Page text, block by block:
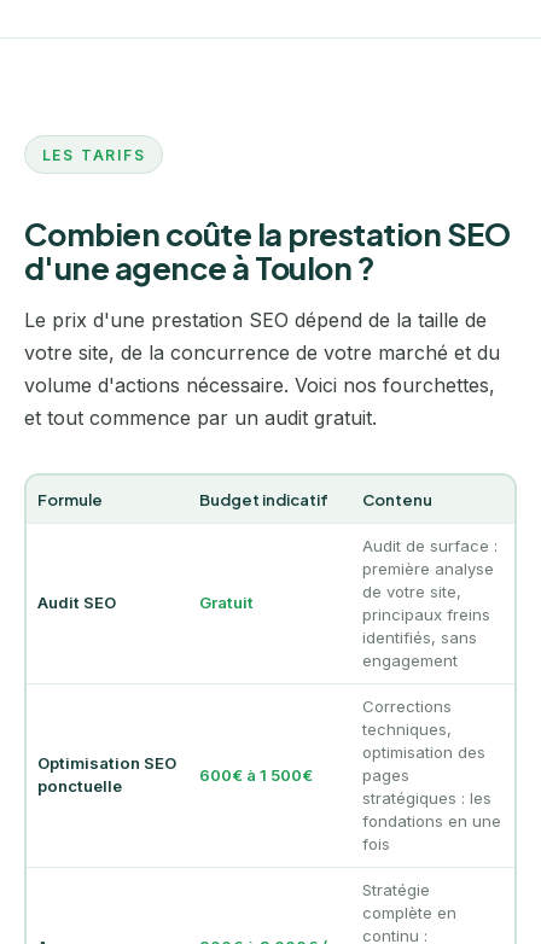
LES TARIFS
Combien coûte la prestation SEO
d'une agence à Toulon ?
Le prix d'une prestation SEO dépend de la taille de
votre site, de la concurrence de votre marché et du
volume d'actions nécessaire. Voici nos fourchettes,
et tout commence par un audit gratuit.
Formule Budget indicatif Contenu
Audit SEO Gratuit
Audit de surface :
première analyse
de votre site,
principaux freins
identifiés, sans
engagement
Optimisation SEO
ponctuelle
600€ à 1 500€
Corrections
techniques,
optimisation des
pages
stratégiques : les
fondations en une
fois
Stratégie
complète en
continu :